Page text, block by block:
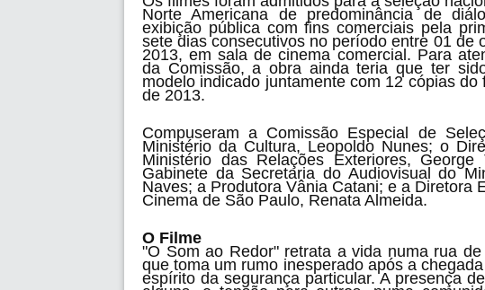
Norte Americana de predominância de
exibição pública com fins comerciais pela
sete dias consecutivos no período entre 01 de
2013, em sala de cinema comercial. Para
da Comissão, a obra ainda teria que ter
modelo indicado juntamente com 12 cópias
de 2013.
Compuseram a Comissão Especial de
Ministério da Cultura, Leopoldo Nunes; o
Ministério das Relações Exteriores,
Gabinete da Secretaria do Audiovisual do
Naves; a Produtora Vânia Catani; e a Diretora
Cinema de São Paulo, Renata Almeida.
O Filme
"O Som ao Redor" retrata a vida numa rua
que toma um rumo inesperado após a
espírito da segurança particular. A presença